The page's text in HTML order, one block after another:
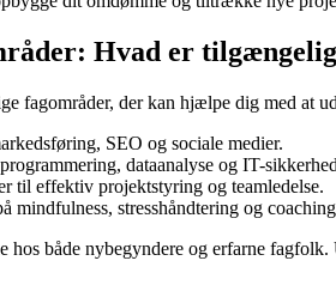
Hvad er
fagområder, der kan hjælpe dig med at
SEO og sociale medier.
dataanalyse og IT-
til effektiv projektstyring og teamledelse.
mindfulness, stresshåndtering og
hos både nybegyndere og erfarne